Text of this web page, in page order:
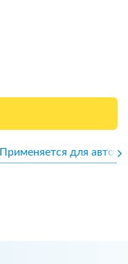
Применяется для авто